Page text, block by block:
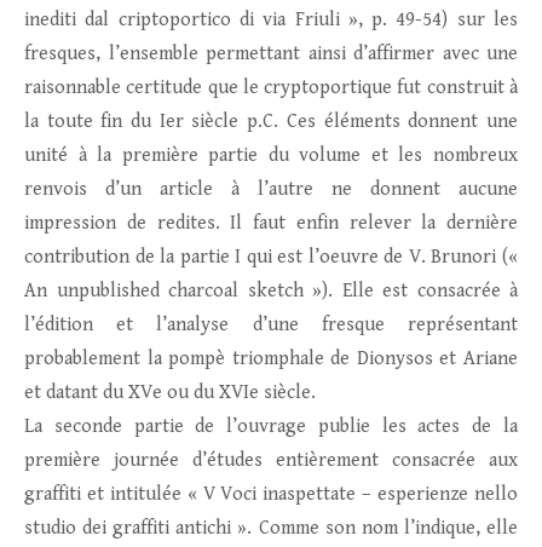
inediti dal criptoportico di via Friuli », p. 49-54) sur les
fresques, l’ensemble permettant ainsi d’affirmer avec une
raisonnable certitude que le cryptoportique fut construit à
la toute fin du Ier siècle p.C. Ces éléments donnent une
unité à la première partie du volume et les nombreux
renvois d’un article à l’autre ne donnent aucune
impression de redites. Il faut enfin relever la dernière
contribution de la partie I qui est l’oeuvre de V. Brunori («
An unpublished charcoal sketch »). Elle est consacrée à
l’édition et l’analyse d’une fresque représentant
probablement la pompè triomphale de Dionysos et Ariane
et datant du XVe ou du XVIe siècle.
La seconde partie de l’ouvrage publie les actes de la
première journée d’études entièrement consacrée aux
graffiti et intitulée « V Voci inaspettate – esperienze nello
studio dei graffiti antichi ». Comme son nom l’indique, elle